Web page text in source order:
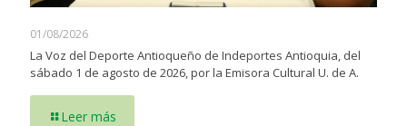
01/08/2026
La Voz del Deporte Antioqueño de Indeportes Antioquia, del
sábado 1 de agosto de 2026, por la Emisora Cultural U. de A.
Leer más